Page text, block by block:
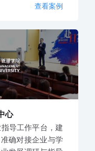
查看案例
心
导工作平台，建
确对接企业与学